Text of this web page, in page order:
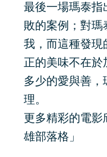
最後一場瑪泰指
敗的案例；對瑪
我，而這種發現
正的美味不在於
多少的愛與善，
理。
更多精彩的電
雄部落格」